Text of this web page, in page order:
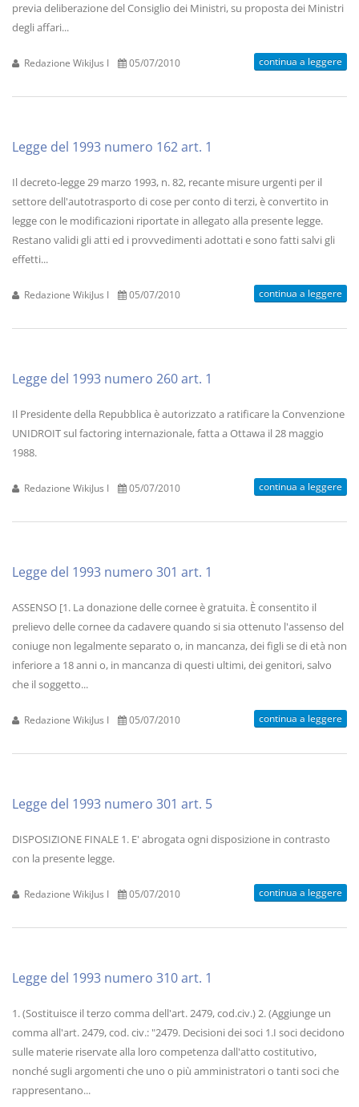
previa deliberazione del Consiglio dei Ministri, su proposta dei Ministri
degli affari...
Redazione WikiJus I 05/07/2010 continua a leggere
Legge del 1993 numero 162 art. 1
Il decreto-legge 29 marzo 1993, n. 82, recante misure urgenti per il
settore dell'autotrasporto di cose per conto di terzi, è convertito in
legge con le modificazioni riportate in allegato alla presente legge.
Restano validi gli atti ed i provvedimenti adottati e sono fatti salvi gli
effetti...
Redazione WikiJus I 05/07/2010 continua a leggere
Legge del 1993 numero 260 art. 1
Il Presidente della Repubblica è autorizzato a ratificare la Convenzione
UNIDROIT sul factoring internazionale, fatta a Ottawa il 28 maggio
1988.
Redazione WikiJus I 05/07/2010 continua a leggere
Legge del 1993 numero 301 art. 1
ASSENSO [1. La donazione delle cornee è gratuita. È consentito il
prelievo delle cornee da cadavere quando si sia ottenuto l'assenso del
coniuge non legalmente separato o, in mancanza, dei figli se di età non
inferiore a 18 anni o, in mancanza di questi ultimi, dei genitori, salvo
che il soggetto...
Redazione WikiJus I 05/07/2010 continua a leggere
Legge del 1993 numero 301 art. 5
DISPOSIZIONE FINALE 1. E' abrogata ogni disposizione in contrasto
con la presente legge.
Redazione WikiJus I 05/07/2010 continua a leggere
Legge del 1993 numero 310 art. 1
1. (Sostituisce il terzo comma dell'art. 2479, cod.civ.) 2. (Aggiunge un
comma all'art. 2479, cod. civ.: "2479. Decisioni dei soci 1.I soci decidono
sulle materie riservate alla loro competenza dall'atto costitutivo,
nonché sugli argomenti che uno o più amministratori o tanti soci che
rappresentano...